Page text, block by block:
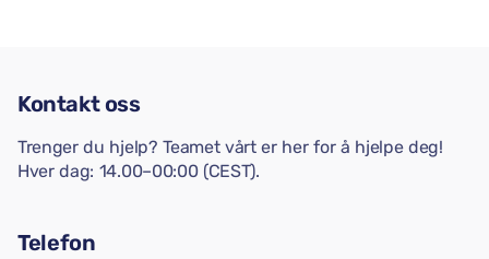
Kontakt oss
Trenger du hjelp? Teamet vårt er her for å hjelpe deg!
Hver dag: 14.00–00:00 (CEST).
Telefon